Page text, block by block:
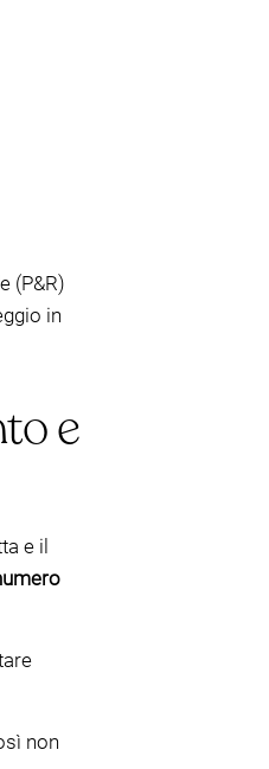
(P&R)
in
e
e il
non